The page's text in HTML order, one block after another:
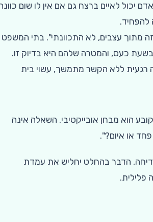
יכול לאיים ברצח גם אם אין לו שום
להפחיד.
מתוך עצבים, לא התכוונתי". בתי המשפט
בשעת כעס, והמטרה שלהם היא בדיוק זו.
רגעית ללא הקשר מתמשך, עשוי בית
הוא מבחן אובייקטיבי. השאלה אינה
או איום?".
הדבר בהחלט יחליש את עמדת
פלילית.